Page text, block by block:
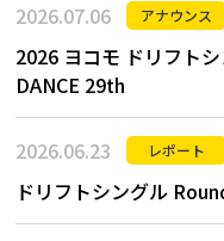
2026.07.06 アナウンス
2026 ヨコモ ドリフト
DANCE 29th
2026.06.23 レポート
ドリフトシングル